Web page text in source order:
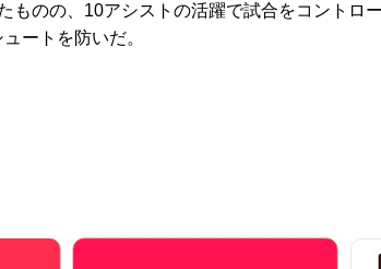
ものの、10アシストの活躍で試合をコントロ
ートを防いだ。